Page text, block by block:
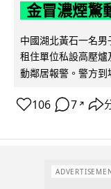
金冒濃煙驚
中國湖北黃石一名
租住單位私設高壓
動鄰居報警。警方到
106 7 ↗